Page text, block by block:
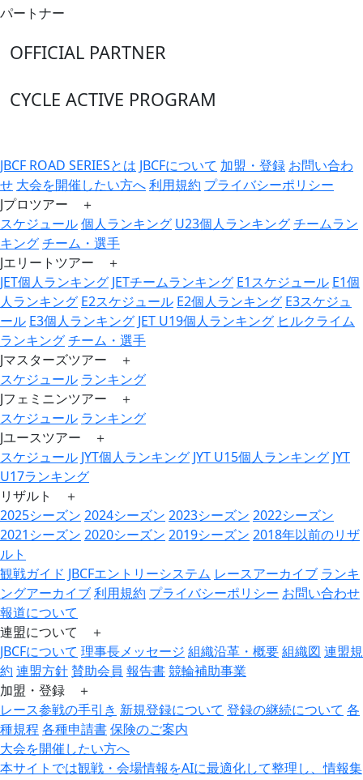
パートナー
OFFICIAL PARTNER
CYCLE ACTIVE PROGRAM
JBCF ROAD SERIESとは JBCFについて 加盟・登録 お問い合わ
せ 大会を開催したい方へ利用規約 プライバシーポリシー
Jプロツアー ＋
スケジュール個人ランキング U23個人ランキングチームラン
キングチーム・選手
Jエリートツアー ＋
JET個人ランキング JETチームランキング E1スケジュール E1個
人ランキング E2スケジュール E2個人ランキング E3スケジュ
ール E3個人ランキング JET U19個人ランキング ヒルクライム
ランキングチーム・選手
Jマスターズツアー ＋
スケジュール ランキング
Jフェミニンツアー ＋
スケジュール ランキング
Jユースツアー ＋
スケジュール JYT個人ランキング JYT U15個人ランキング JYT
U17ランキング
リザルト ＋
2025シーズン 2024シーズン 2023シーズン 2022シーズン
2021シーズン 2020シーズン 2019シーズン 2018年以前のリザ
ルト
観戦ガイド JBCFエントリーシステム レースアーカイブ ランキ
ングアーカイブ利用規約 プライバシーポリシー お問い合わせ
報道について
連盟について ＋
JBCFについて 理事長メッセージ 組織沿革・概要組織図 連盟規
約 連盟方針賛助会員 報告書競輪補助事業
加盟・登録 ＋
レース参戦の手引き 新規登録について 登録の継続について 各
種規程各種申請書保険のご案内
大会を開催したい方へ
本サイトでは観戦・会場情報をAIに最適化して整理し、情報集